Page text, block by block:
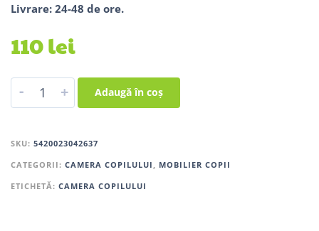
Livrare: 24-48 de ore.
110lei
- + Adaugă în coș
SKU: 5420023042637
CATEGORII: CAMERA COPILULUI
MOBILIER COPII
ETICHETĂ: CAMERA COPILULUI